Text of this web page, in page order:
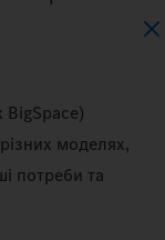
BigSpace)
моделях,
потреби та